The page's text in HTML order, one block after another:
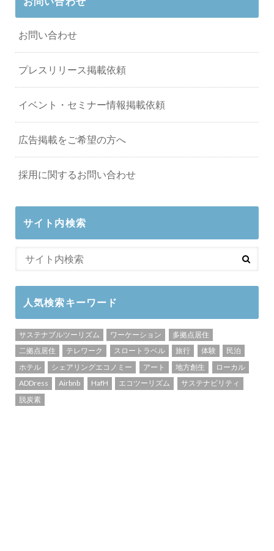
お問い合わせ
プレスリリース掲載依頼
イベント・セミナー情報掲載依頼
広告掲載をご希望の方へ
採用に関するお問い合わせ
サイト内検索
人気検索キーワード
サステナブルツーリズム ワーケーション
多拠点居住
二拠点居住
テレワーク スロートラベル 旅行 体験
民泊
ホテル
シェアリングエコノミー アート 地方創生
ローカル
ADDress
Airbnb HafH エコツーリズム
サステナビリティ
脱炭素